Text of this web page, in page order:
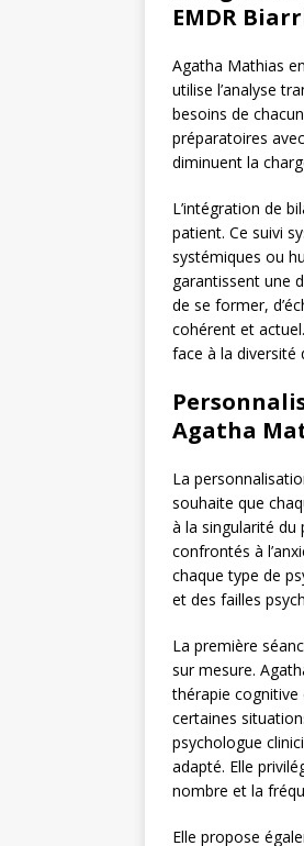
EMDR
Agatha Mathias
utilise l’analyse
besoins de
préparatoires
diminuent la
L’intégration de
patient. Ce suivi
systémiques ou
garantissent une
de se former,
cohérent et
face à la diversité
Agatha
La
souhaite que
à la singularité du
confrontés à
chaque type de
et des failles
La première
sur mesure.
thérapie cognitive
certaines
psychologue
adapté. Elle
nombre et la
Elle propose